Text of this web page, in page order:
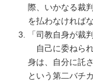
際、いかなる裁
を払わなければ
「司教自身が裁
自己に委ねら
身は、自分に託
という第二バチ